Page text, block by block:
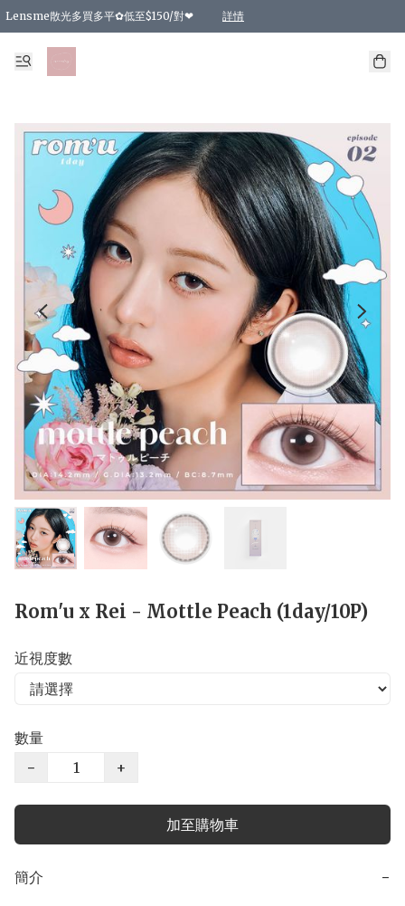
Lensme散光多買多平✿低至$150/對❤ 詳情
台灣Karacon⁩✧日拋 特價清貨❁⃘
日本韓國多款日/月拋現貨☼ 特價❤︎數量有限 售完即止
🇰🇷韓國多款月拋現貨 特價兩對$99✿數量有限 售完即止♫
精選商品，任選買2件或以上9 折；買4件或以上85 折；買6件或以上8 折
精選商品，任選買2件HKD 140.00；買4件HKD 260.00
精選商品，任選買2件HKD 190.00；買4件HKD 360.00
精選商品，任選買2件HKD 110.00；買4件HKD 180.00
精選商品，任選買2件HKD 170.00；買4件HKD 320.00
精選商品，任選買2件或以上減HKD 148.00
精選商品，任選買2件或以上減HKD 148.00
精選商品，任選買2件或以上95 折；買4件或以上9 折；買6件或以上85 折；買8件
精選商品，任選買12件或以上87 折
精選商品，任選買2件或以上減HKD 16.00；買4件或以上減HKD 32.00；買6
精選商品，任選買2件或以上95 折；買4件或以上9 折；買8件或以上85 折；買12
購物滿 HKD 800.00即享免運費優惠！（適用於 特定的送貨方式 )
Rom'u x Rei - Mottle Peach (1day/10P)
近視度數
數量
−
+
加至購物車
簡介 −